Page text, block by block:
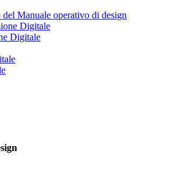
del Manuale operativo di design
Digitale